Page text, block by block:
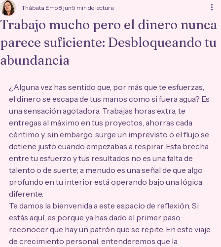
Trabajo mucho pero el dinero nunca
parece suficiente: Desbloqueando tu
abundancia
Thábata Emo8 jun5 min de lectura
¿Alguna vez has sentido que, por más que te esfuerzas,
el dinero se escapa de tus manos como si fuera agua? Es
una sensación agotadora. Trabajas horas extra, te
entregas al máximo en tus proyectos, ahorras cada
céntimo y, sin embargo, surge un imprevisto o el flujo se
detiene justo cuando empezabas a respirar. Esta brecha
entre tu esfuerzo y tus resultados no es una falta de
talento o de suerte; a menudo es una señal de que algo
profundo en tu interior está operando bajo una lógica
diferente.
Te damos la bienvenida a este espacio de reflexión. Si
estás aquí, es porque ya has dado el primer paso:
reconocer que hay un patrón que se repite. En este viaje
de crecimiento personal, entenderemos que la